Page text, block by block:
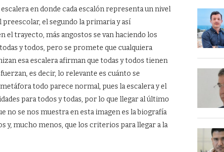
en donde cada escalón representa un nivel
el segundo la primaria y así
el trayecto, más angostos se van haciendo los
y todos, pero se promete que cualquiera
esa escalera afirman que todas y todos tienen
es decir, lo relevante es cuánto se
todo parece normal, pues la escalera y el
para todos y todas, por lo que llegar al último
no se nos muestra en esta imagen es la biografía
y, mucho menos, que los criterios para llegar a la